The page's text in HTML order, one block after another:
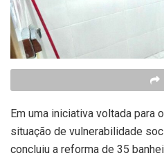
Em uma iniciativa voltada para
situação de vulnerabilidade
concluiu a reforma de 35